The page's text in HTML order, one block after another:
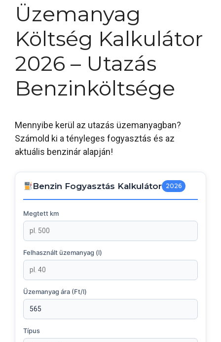
Üzemanyag
Költség Kalkulátor
2026 – Utazás
Benzinköltsége
Mennyibe kerül az utazás üzemanyagban?
Számold ki a tényleges fogyasztás és az
aktuális benzinár alapján!
Benzin Fogyasztás Kalkulátor 2026
Megtett km
Felhasznált üzemanyag (l)
Üzemanyag ára (Ft/l)
Típus